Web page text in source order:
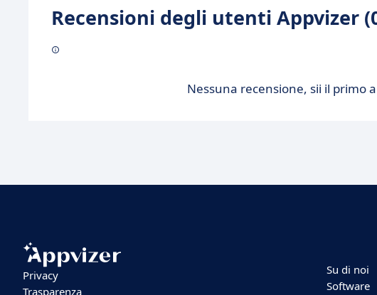
Recensioni degli utenti Appvizer
Nessuna recensione, sii il primo
Privacy
Trasparenza
Su di noi
Software